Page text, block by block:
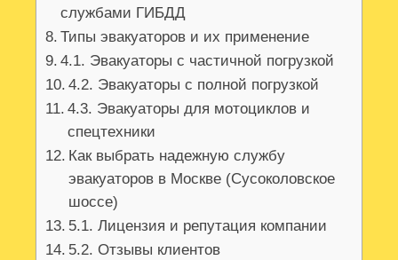
службами ГИБДД
Типы эвакуаторов и их применение
4.1. Эвакуаторы с частичной погрузкой
4.2. Эвакуаторы с полной погрузкой
4.3. Эвакуаторы для мотоциклов и
спецтехники
Как выбрать надежную службу
эвакуаторов в Москве (Сусоколовское
шоссе)
5.1. Лицензия и репутация компании
5.2. Отзывы клиентов